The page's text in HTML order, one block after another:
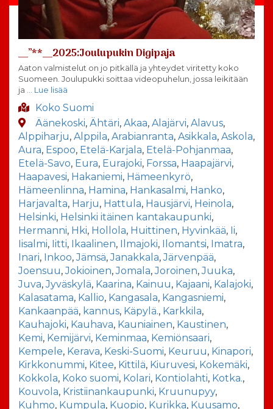
__”**__2025:Joulupukin Digipaja
Aaton valmistelut on jo pitkällä ja yhteydet viritetty koko
Suomeen. Joulupukki soittaa videopuhelun, jossa leikitään
ja … Lue lisää
Koko Suomi
Äänekoski, Ähtäri, Akaa, Alajärvi, Alavus,
Alppiharju, Alppila, Arabianranta, Asikkala, Askola,
Aura, Espoo, Etelä-Karjala, Etelä-Pohjanmaa,
Etelä-Savo, Eura, Eurajoki, Forssa, Haapajärvi,
Haapavesi, Hakaniemi, Hämeenkyrö,
Hämeenlinna, Hamina, Hankasalmi, Hanko,
Harjavalta, Harju, Hattula, Hausjärvi, Heinola,
Helsinki, Helsinki itäinen kantakaupunki,
Hermanni, Hki, Hollola, Huittinen, Hyvinkää, Ii,
Iisalmi, Iitti, Ikaalinen, Ilmajoki, Ilomantsi, Imatra,
Inari, Inkoo,Jämsä,Janakkala,Järvenpää,
Joensuu,Jokioinen,Jomala,Joroinen,Juuka,
Juva,Jyväskylä, Kaarina, Kainuu, Kajaani, Kalajoki,
Kalasatama, Kallio, Kangasala, Kangasniemi,
Kankaanpää, kannus, Käpylä., Karkkila,
Kauhajoki, Kauhava, Kauniainen, Kaustinen,
Kemi, Kemijärvi, Keminmaa, Kemiönsaari,
Kempele, Kerava, Keski-Suomi, Keuruu, Kinapori,
Kirkkonummi, Kitee, Kittilä, Kiuruvesi, Kokemäki,
Kokkola, Koko suomi, Kolari, Kontiolahti, Kotka.,
Kouvola, Kristiinankaupunki, Kruunupyy,
Kuhmo, Kumpula, Kuopio, Kurikka, Kuusamo,